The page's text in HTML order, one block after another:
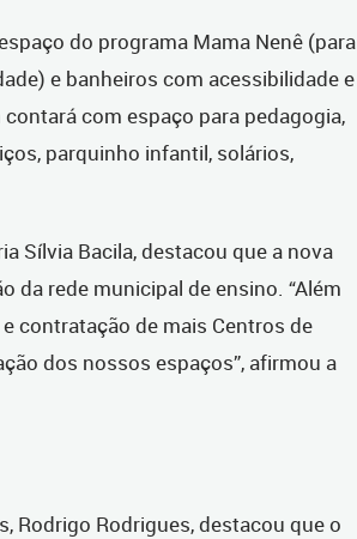
do programa Mama Nenê (para
e banheiros com acessibilidade e
com espaço para pedagogia,
parquinho infantil, solários,
Sílvia Bacila, destacou que a nova
da rede municipal de ensino. “Além
contratação de mais Centros de
dos nossos espaços”, afirmou a
Rodrigo Rodrigues, destacou que o